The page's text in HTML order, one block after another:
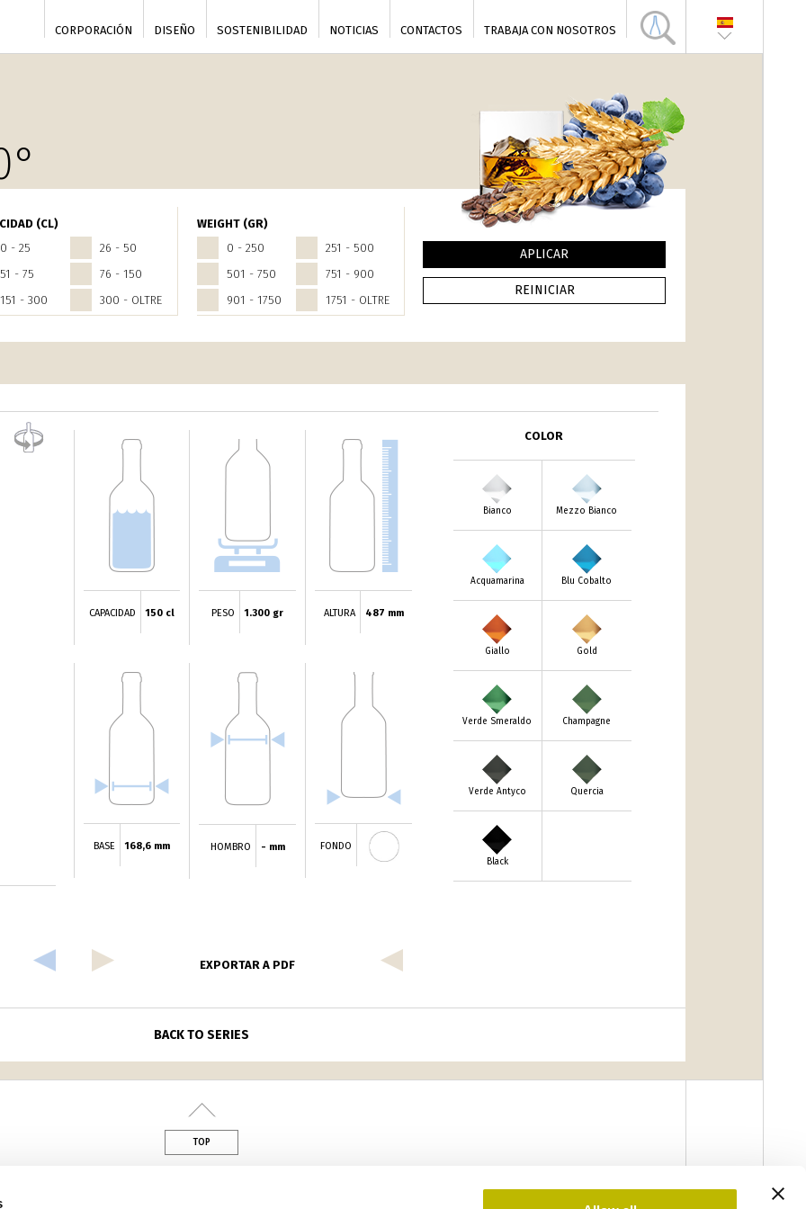
CORPORACIÓN DISEÑO SOSTENIBILIDAD NOTICIAS CONTACTOS TRABAJA CON NOSOTROS
(CL)
0 - 25
26 - 50
51 - 75
76 - 150
151 - 300
300 - OLTRE
WEIGHT (GR)
0 - 250
251 - 500
501 - 750
751 - 900
901 - 1750
1751 - OLTRE
CAPACIDAD 150 cl PESO 1.300 gr ALTURA 487 mm
BASE 168,6 mm HOMBRO - mm FONDO
COLOR
Bianco Mezzo Bianco
Acquamarina Blu Cobalto
Giallo Gold
Verde Smeraldo Champagne
Verde Antyco Quercia
Black
EXPORTAR A PDF
BACK TO SERIES
TOP